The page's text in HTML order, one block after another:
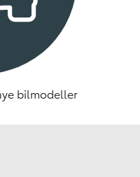
bilmodeller